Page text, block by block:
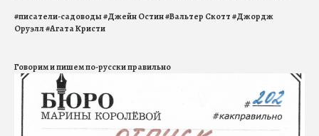
#писатели-садоводы#Джейн Остин#Вальтер Скотт#Джордж
Оруэлл#Агата Кристи
Говорим и пишем по-русски правильно